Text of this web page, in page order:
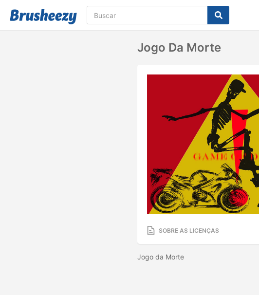
Jogo Da Morte
SOBRE AS LICENÇAS
Jogo da Morte